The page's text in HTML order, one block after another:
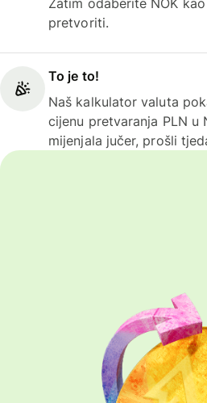
Zatim odaberite NOK
pretvoriti.
To je to!
Naš kalkulator valuta
cijenu pretvaranja PLN u
mijenjala jučer, prošli